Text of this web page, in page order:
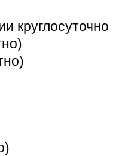
круглосуточно